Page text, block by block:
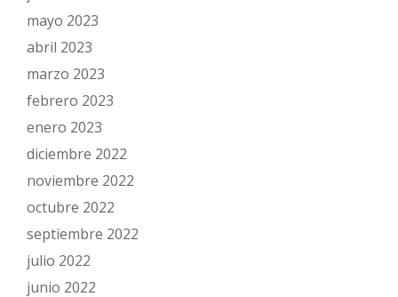
mayo 2023
abril 2023
marzo 2023
febrero 2023
enero 2023
diciembre 2022
noviembre 2022
octubre 2022
septiembre 2022
julio 2022
junio 2022